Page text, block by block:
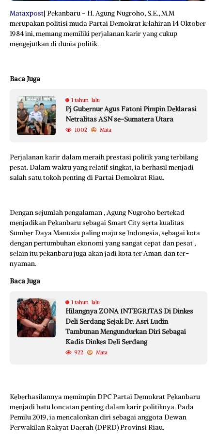
Mataxpost| Pekanbaru – H. Agung Nugroho, S.E., M.M
merupakan politisi muda Partai Demokrat kelahiran 14 Oktober
1984 ini, memang memiliki perjalanan karir yang cukup
mengejutkan di dunia politik.
Baca Juga
1 tahun lalu
Pj Gubernur Agus Fatoni Pimpin Deklarasi
Netralitas ASN se-Sumatera Utara
1002 Mata
Perjalanan karir dalam meraih prestasi politik yang terbilang
pesat. Dalam waktu yang relatif singkat, ia berhasil menjadi
salah satu tokoh penting di Partai Demokrat Riau.
Dengan sejumlah pengalaman , Agung Nugroho bertekad
menjadikan Pekanbaru sebagai Smart City serta kualitas
Sumber Daya Manusia paling maju se Indonesia, sebagai kota
dengan pertumbuhan ekonomi yang sangat cepat dan pesat ,
selain itu pekanbaru juga akan jadi kota ter Aman dan ter-
nyaman.
Baca Juga
1 tahun lalu
Hilangnya ZONA INTEGRITAS Di Dinkes
Deli Serdang Sejak Dr. Asri Ludin
Tambunan Mengundurkan Diri Sebagai
Kadis Dinkes Deli Serdang
922 Mata
Keberhasilannya memimpin DPC Partai Demokrat Pekanbaru
menjadi batu loncatan penting dalam karir politiknya. Pada
Pemilu 2019, ia mencalonkan diri sebagai anggota Dewan
Perwakilan Rakyat Daerah (DPRD) Provinsi Riau.